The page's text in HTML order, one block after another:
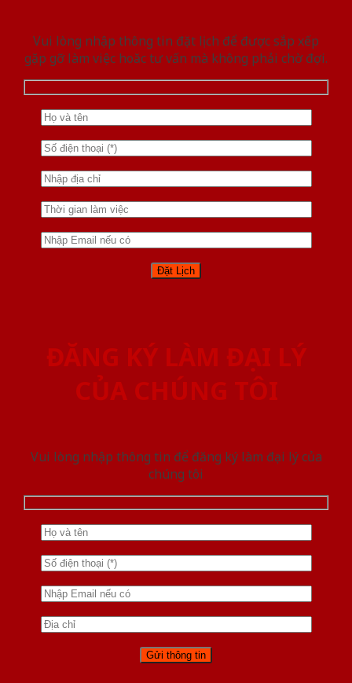
Vui lòng nhập thông tin đặt lịch để được sắp xếp
gặp gỡ làm việc hoăc tư vấn mà không phải chờ đợi.
ĐĂNG KÝ LÀM ĐẠI LÝ
CỦA CHÚNG TÔI
Vui lòng nhập thông tin để đăng ký làm đại lý của
chúng tôi